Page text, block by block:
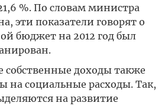
%. По словам министра
эти показатели говорят о
бюджет на 2012 год был
доходы также
на социальные расходы. Так,
на развитие